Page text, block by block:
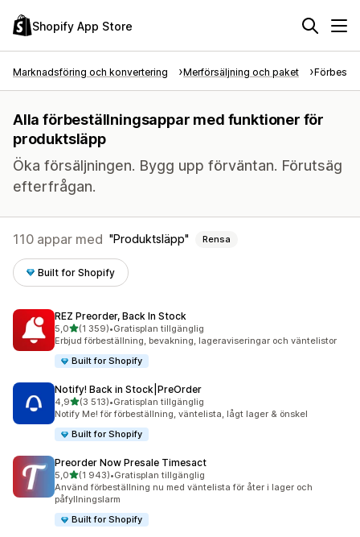
Shopify App Store
Marknadsföring och konvertering Merförsäljning och paket
Alla förbeställningsappar med funktioner för
produktsläpp
Öka försäljningen. Bygg upp förväntan. Förutsäg
efterfrågan.
110 appar med Produktsläpp Rensa
Built for Shopify
REZ Preorder, Back In Stock
5,0av 5 stjärnor
(1 359)
1359 recensioner totalt
•Gratisplan tillgänglig
Erbjud förbeställning, bevakning, lageraviseringar och väntelistor
Built for Shopify
Notify! Back in Stock|PreOrder
4,9av 5 stjärnor
(3 513)
3513 recensioner totalt
•Gratisplan tillgänglig
Notify Me! för förbeställning, väntelista, lågt lager & önskel
Built for Shopify
Preorder Now Presale Timesact
5,0av 5 stjärnor
(1 943)
1943 recensioner totalt
•Gratisplan tillgänglig
Använd förbeställning nu med väntelista för åter i lager och
påfyllningslarm
Built for Shopify